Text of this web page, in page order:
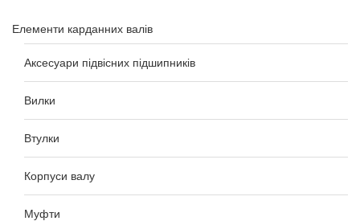
Елементи карданних валів
Аксесуари підвісних підшипників
Вилки
Втулки
Корпуси валу
Муфти